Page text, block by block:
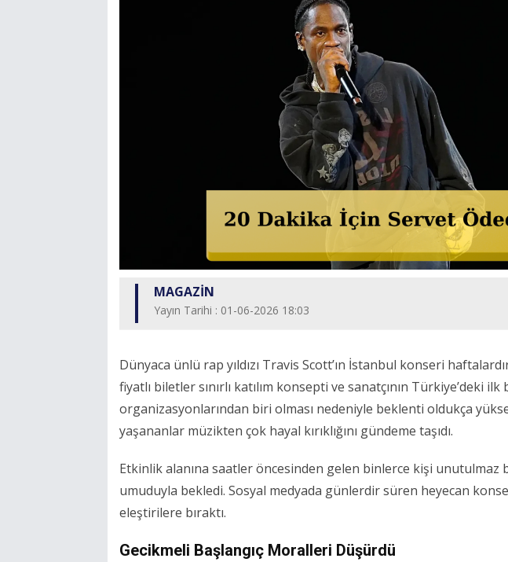
MAGAZİN
Yayın Tarihi : 01-06-2026 18:03
Dünyaca ünlü rap yıldızı Travis Scott’ın İstanbul konseri
fiyatlı biletler sınırlı katılım konsepti ve sanatçının Türkiye’deki ilk
organizasyonlarından biri olması nedeniyle beklenti oldukça
yaşananlar müzikten çok hayal kırıklığını gündeme taşıdı.
Etkinlik alanına saatler öncesinden gelen binlerce kişi unutulmaz
umuduyla bekledi. Sosyal medyada günlerdir süren heyecan
eleştirilere bıraktı.
Gecikmeli Başlangıç Moralleri Düşürdü